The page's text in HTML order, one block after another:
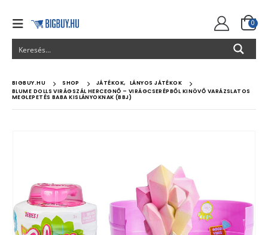
0
BIGBUY.HU SHOP JÁTÉKOK,
LÁNYOS JÁTÉKOK
BLUME DOLLS VIRÁGSZÁL HERCEGNŐ – VIRÁGCSERÉPBŐL KINÖVŐ VARÁZSLATOS
MEGLEPETÉS BABA KISLÁNYOKNAK (BBJ)